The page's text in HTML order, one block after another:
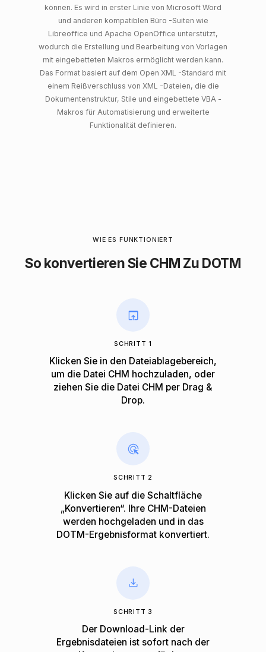
können. Es wird in erster Linie von Microsoft Word
und anderen kompatiblen Büro -Suiten wie
Libreoffice und Apache OpenOffice unterstützt,
wodurch die Erstellung und Bearbeitung von Vorlagen
mit eingebetteten Makros ermöglicht werden kann.
Das Format basiert auf dem Open XML -Standard mit
einem Reißverschluss von XML -Dateien, die die
Dokumentenstruktur, Stile und eingebettete VBA -
Makros für Automatisierung und erweiterte
Funktionalität definieren.
WIE ES FUNKTIONIERT
So konvertieren Sie CHM Zu DOTM
SCHRITT 1
Klicken Sie in den Dateiablagebereich,
um die Datei CHM hochzuladen, oder
ziehen Sie die Datei CHM per Drag &
Drop.
SCHRITT 2
Klicken Sie auf die Schaltfläche
„Konvertieren“. Ihre CHM-Dateien
werden hochgeladen und in das
DOTM-Ergebnisformat konvertiert.
SCHRITT 3
Der Download-Link der
Ergebnisdateien ist sofort nach der